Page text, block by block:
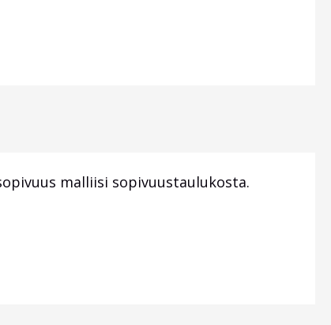
malliisi sopivuustaulukosta.